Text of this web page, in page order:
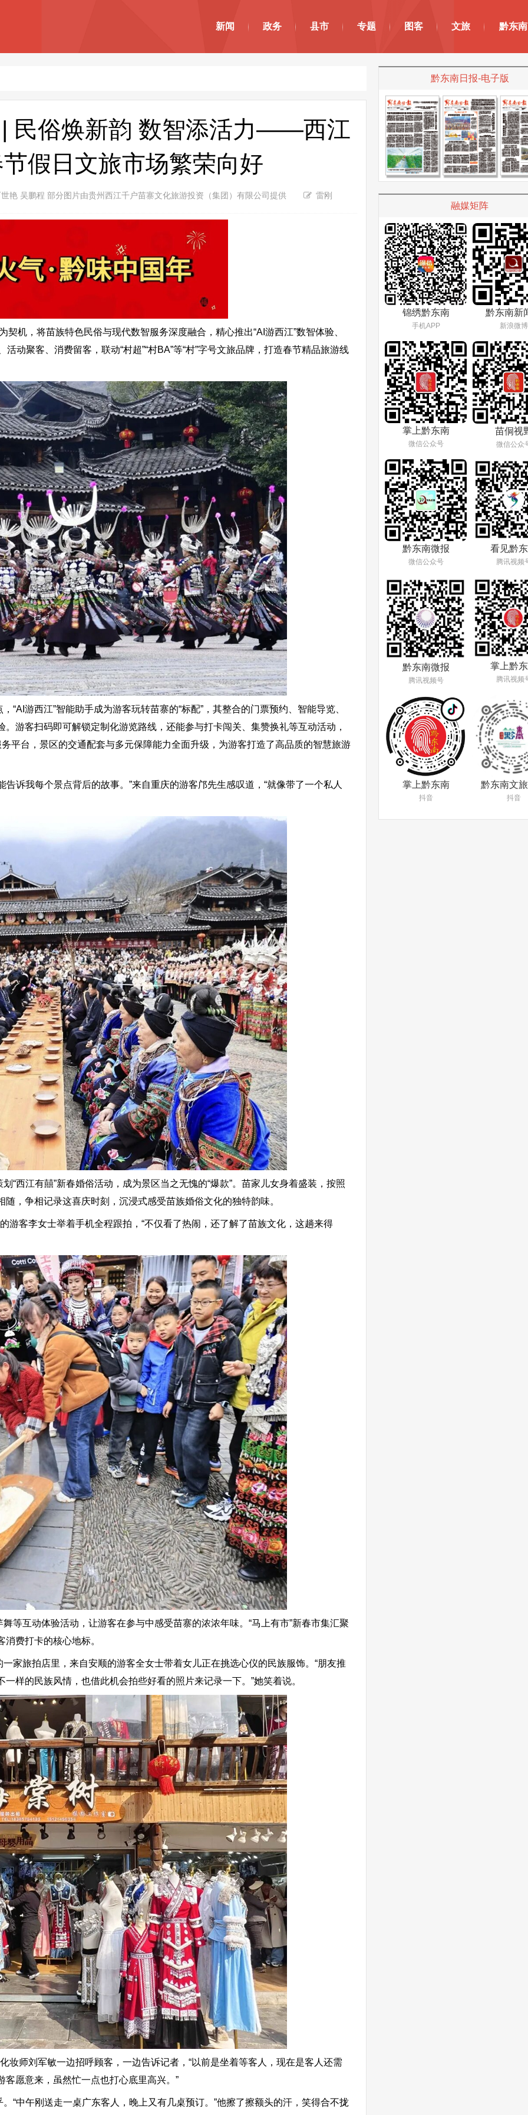
新闻 政务 县市 专题 图客 文旅 黔东
| 民俗焕新韵 数智添活力——西江
假日文旅市场繁荣向好
艳 吴鹏程 部分图片由贵州西江千户苗寨文化旅游投资（集团）有限公司提供 雷刚
，将苗族特色民俗与现代数智服务深度融合，精心推出“AI游西江”数智体验、
动聚客、消费留客，联动“村超”“村BA”等“村”字号文旅品牌，打造春节精品旅游线
游西江”智能助手成为游客玩转苗寨的“标配”，其整合的门票预约、智能导览、
游客扫码即可解锁定制化游览路线，还能参与打卡闯关、集赞换礼等互动活动，
平台，景区的交通配套与多元保障能力全面升级，为游客打造了高品质的智慧旅游
我每个景点背后的故事。”来自重庆的游客邝先生感叹道，“就像带了一个私人
江有囍”新春婚俗活动，成为景区当之无愧的“爆款”。苗家儿女身着盛装，按照
，争相记录这喜庆时刻，沉浸式感受苗族婚俗文化的独特韵味。
客李女士举着手机全程跟拍，“不仅看了热闹，还了解了苗族文化，这趟来得
互动体验活动，让游客在参与中感受苗寨的浓浓年味。“马上有市”新春市集汇聚
费打卡的核心地标。
旅拍店里，来自安顺的游客全女士带着女儿正在挑选心仪的民族服饰。“朋友推
样的民族风情，也借此机会拍些好看的照片来记录一下。”她笑着说。
师刘军敏一边招呼顾客，一边告诉记者，“以前是坐着等客人，现在是客人还需
愿意来，虽然忙一点也打心底里高兴。”
午刚送走一桌广东客人，晚上又有几桌预订。”他擦了擦额头的汗，笑得合不拢
黔东南日报-电子版
融媒矩阵
锦绣黔东南
手机APP
黔东南新
新浪微博
掌上黔东南
微信公众号
苗侗视
微信公众
黔东南微报
微信公众号
看见黔
腾讯视频
黔东南微报
腾讯视频号
掌上黔
腾讯视频
掌上黔东南
抖音
黔东南文
抖音